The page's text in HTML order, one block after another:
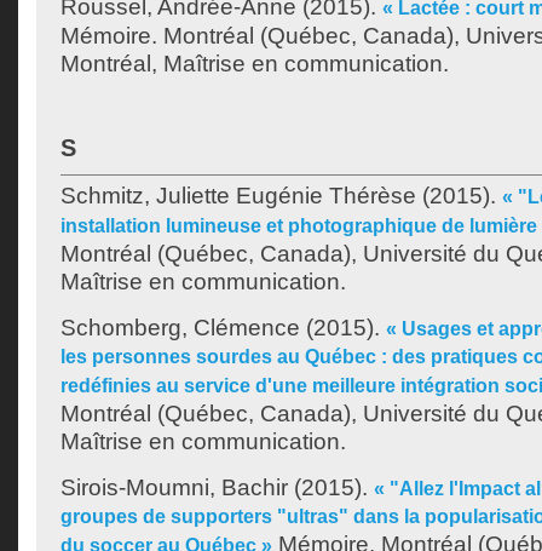
Roussel, Andrée-Anne (2015). « Lactée : court
Mémoire. Montréal (Québec, Canada),
Montréal, Maîtrise en communication.
S
Schmitz, Juliette Eugénie Thérèse (2015). «
installation lumineuse et photographique de lumière
Montréal (Québec, Canada), Université du
Maîtrise en communication.
Schomberg, Clémence (2015). « Usages et
les personnes sourdes au Québec : des pratiques
redéfinies au service d'une meilleure intégration
Montréal (Québec, Canada), Université du
Maîtrise en communication.
Sirois-Moumni, Bachir (2015). « "Allez l'Impact
groupes de supporters "ultras" dans la
du soccer au Québec » Mémoire. Montréal